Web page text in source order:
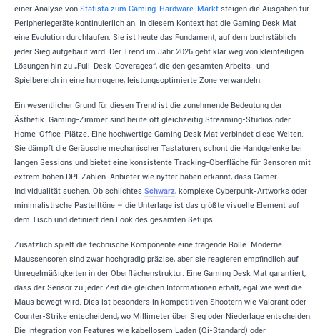
einer Analyse von Statista zum Gaming-Hardware-Markt steigen die Ausgaben für
Peripheriegeräte kontinuierlich an. In diesem Kontext hat die Gaming Desk Mat
eine Evolution durchlaufen. Sie ist heute das Fundament, auf dem buchstäblich
jeder Sieg aufgebaut wird. Der Trend im Jahr 2026 geht klar weg von kleinteiligen
Lösungen hin zu „Full-Desk-Coverages“, die den gesamten Arbeits- und
Spielbereich in eine homogene, leistungsoptimierte Zone verwandeln.
Ein wesentlicher Grund für diesen Trend ist die zunehmende Bedeutung der
Ästhetik. Gaming-Zimmer sind heute oft gleichzeitig Streaming-Studios oder
Home-Office-Plätze. Eine hochwertige Gaming Desk Mat verbindet diese Welten.
Sie dämpft die Geräusche mechanischer Tastaturen, schont die Handgelenke bei
langen Sessions und bietet eine konsistente Tracking-Oberfläche für Sensoren mit
extrem hohen DPI-Zahlen. Anbieter wie nyfter haben erkannt, dass Gamer
Individualität suchen. Ob schlichtes Schwarz, komplexe Cyberpunk-Artworks oder
minimalistische Pastelltöne – die Unterlage ist das größte visuelle Element auf
dem Tisch und definiert den Look des gesamten Setups.
Zusätzlich spielt die technische Komponente eine tragende Rolle. Moderne
Maussensoren sind zwar hochgradig präzise, aber sie reagieren empfindlich auf
Unregelmäßigkeiten in der Oberflächenstruktur. Eine Gaming Desk Mat garantiert,
dass der Sensor zu jeder Zeit die gleichen Informationen erhält, egal wie weit die
Maus bewegt wird. Dies ist besonders in kompetitiven Shootern wie Valorant oder
Counter-Strike entscheidend, wo Millimeter über Sieg oder Niederlage entscheiden.
Die Integration von Features wie kabellosem Laden (Qi-Standard) oder